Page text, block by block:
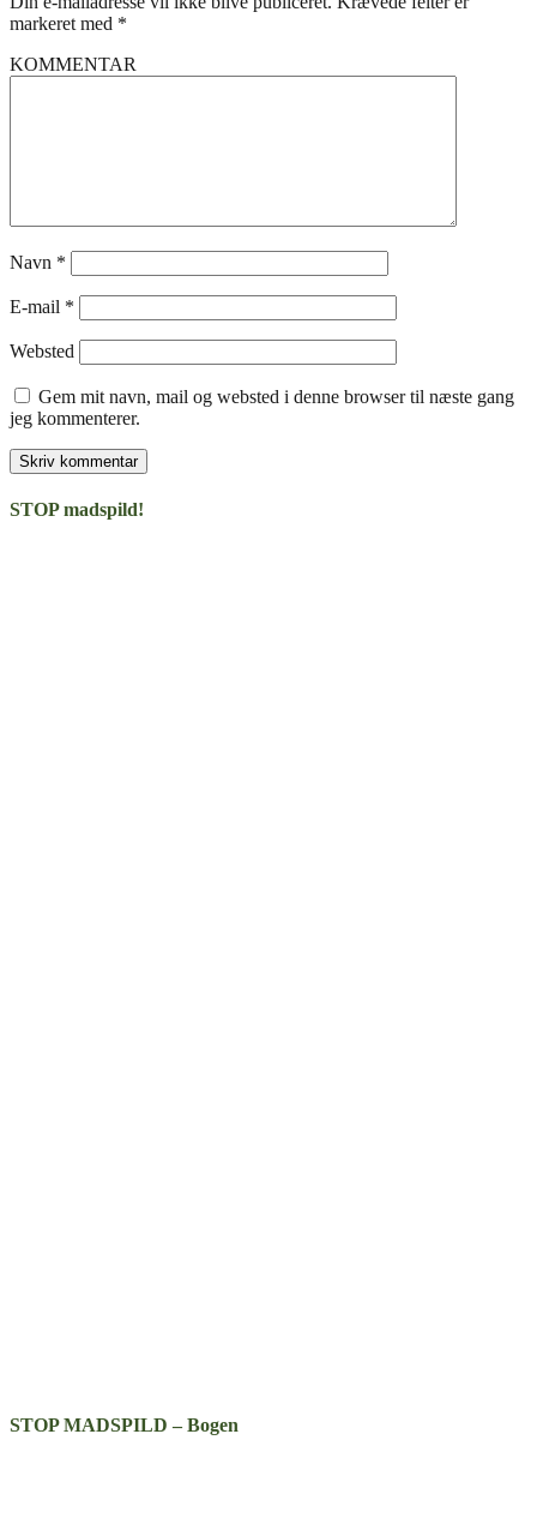
markeret med *
KOMMENTAR
Navn *
E-mail *
Websted
Gem mit navn, mail og websted i denne browser til næste gang
jeg kommenterer.
STOP madspild!
STOP MADSPILD – Bogen